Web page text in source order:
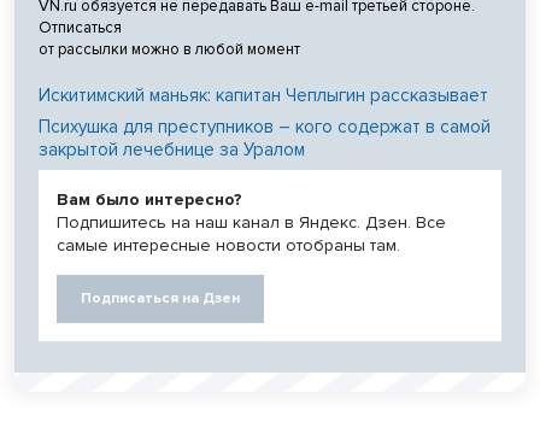
VN.ru обязуется не передавать Ваш e-mail третьей стороне.
Отписаться
от рассылки можно в любой момент
Искитимский маньяк: капитан Чеплыгин рассказывает
Психушка для преступников – кого содержат в самой
закрытой лечебнице за Уралом
Вам было интересно?
Подпишитесь на наш канал в Яндекс. Дзен. Все
самые интересные новости отобраны там.
Подписаться на Дзен